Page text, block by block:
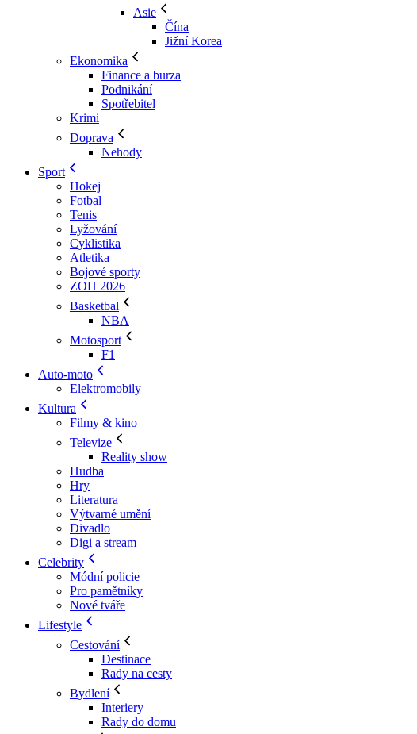
Asie
Čína
Jižní Korea
Ekonomika
Finance a burza
Podnikání
Spotřebitel
Krimi
Doprava
Nehody
Sport
Hokej
Fotbal
Tenis
Lyžování
Cyklistika
Atletika
Bojové sporty
ZOH 2026
Basketbal
NBA
Motosport
F1
Auto-moto
Elektromobily
Kultura
Filmy & kino
Televize
Reality show
Hudba
Hry
Literatura
Výtvarné umění
Divadlo
Digi a stream
Celebrity
Módní policie
Pro pamětníky
Nové tváře
Lifestyle
Cestování
Destinace
Rady na cesty
Bydlení
Interiery
Rady do domu